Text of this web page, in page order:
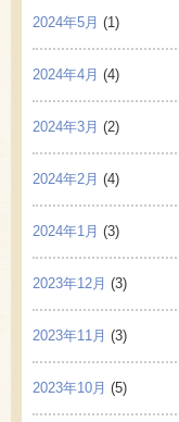
2024年5月 (1)
2024年4月 (4)
2024年3月 (2)
2024年2月 (4)
2024年1月 (3)
2023年12月 (3)
2023年11月 (3)
2023年10月 (5)